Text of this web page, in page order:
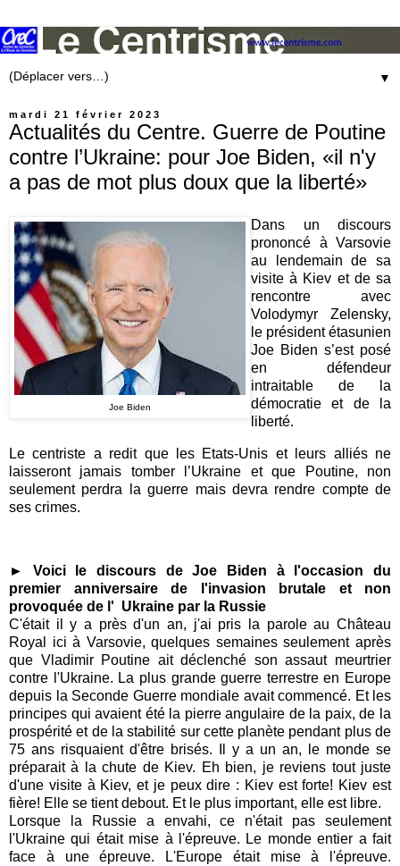
▼
mardi 21 février 2023
Actualités du Centre. Guerre de Poutine
contre l’Ukraine: pour Joe Biden, «il n'y
a pas de mot plus doux que la liberté»
Joe Biden
Dans un discours
prononcé à Varsovie
au lendemain de sa
visite à Kiev et de sa
rencontre avec
Volodymyr Zelensky,
le président étasunien
Joe Biden s’est posé
en défendeur
intraitable de la
démocratie et de la
liberté.
Le centriste a redit que les Etats-Unis et leurs alliés ne
laisseront jamais tomber l’Ukraine et que Poutine, non
seulement perdra la guerre mais devra rendre compte de
ses crimes.
► Voici le discours de Joe Biden à l'occasion du
premier anniversaire de l'invasion brutale et non
provoquée de l' Ukraine par la Russie
C'était il y a près d'un an, j'ai pris la parole au Château
Royal ici à Varsovie, quelques semaines seulement après
que Vladimir Poutine ait déclenché son assaut meurtrier
contre l'Ukraine. La plus grande guerre terrestre en Europe
depuis la Seconde Guerre mondiale avait commencé. Et les
principes qui avaient été la pierre angulaire de la paix, de la
prospérité et de la stabilité sur cette planète pendant plus de
75 ans risquaient d'être brisés. Il y a un an, le monde se
préparait à la chute de Kiev. Eh bien, je reviens tout juste
d'une visite à Kiev, et je peux dire : Kiev est forte! Kiev est
fière! Elle se tient debout. Et le plus important, elle est libre.
Lorsque la Russie a envahi, ce n'était pas seulement
l'Ukraine qui était mise à l'épreuve. Le monde entier a fait
face à une épreuve. L'Europe était mise à l'épreuve.